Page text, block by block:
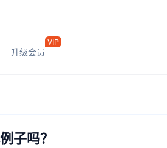
升级会员
VIP
子吗？